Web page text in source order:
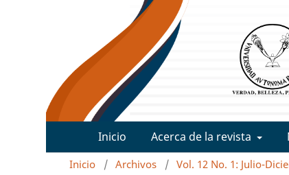
Inicio Acerca de la revista
Inicio / Archivos / Vol. 12 No. 1: Julio-